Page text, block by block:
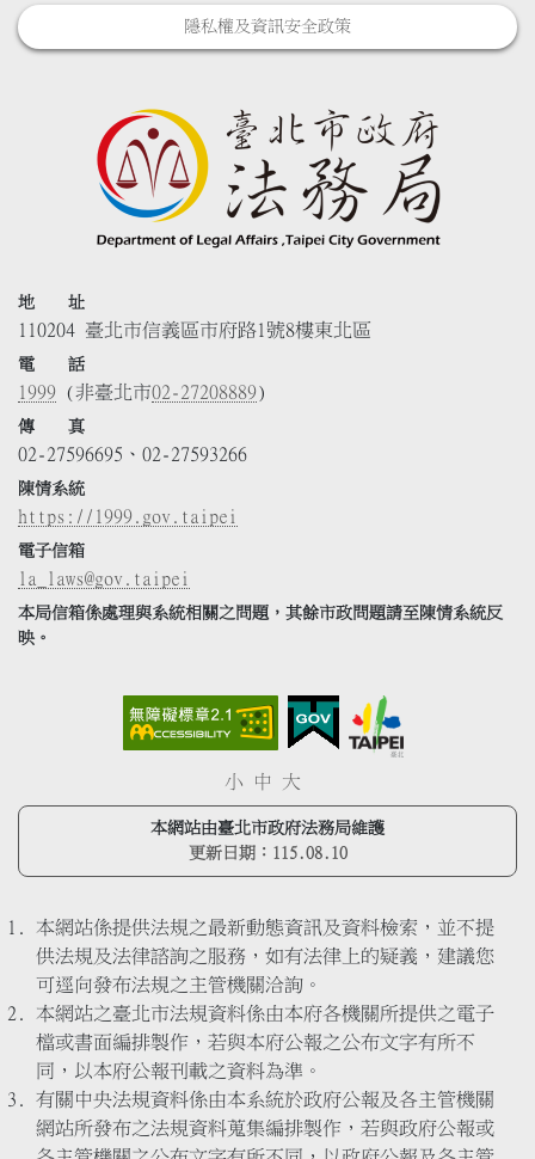
隱私權及資訊安全政策
地 址
110204 臺北市信義區市府路1號8樓東北區
電 話
1999 (非臺北市02-27208889)
傳 真
02-27596695、02-27593266
陳情系統
https://1999.gov.taipei
電子信箱
la_laws@gov.taipei
本局信箱係處理與系統相關之問題，其餘市政問題請至陳情系統反
映。
小 中 大
本網站由臺北市政府法務局維護
更新日期： 115.08.10
本網站係提供法規之最新動態資訊及資料檢索，並不提
供法規及法律諮詢之服務，如有法律上的疑義，建議您
可逕向發布法規之主管機關洽詢。
本網站之臺北市法規資料係由本府各機關所提供之電子
檔或書面編排製作，若與本府公報之公布文字有所不
同，以本府公報刊載之資料為準。
有關中央法規資料係由本系統於政府公報及各主管機關
網站所發布之法規資料蒐集編排製作，若與政府公報或